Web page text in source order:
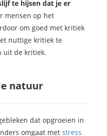
te hijsen dat je er
mensen op het
om goed met kritiek
nuttige kritiek te
uit de kritiek.
natuur
dat opgroeien in
omgaat met stress